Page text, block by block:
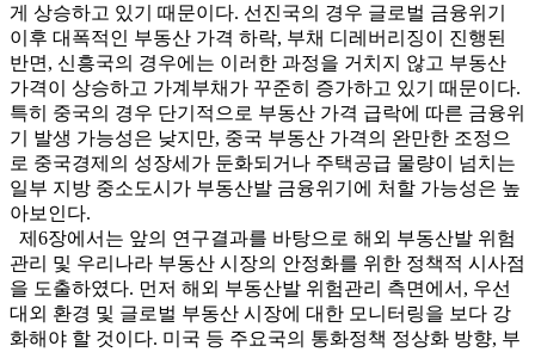
게 상승하고 있기 때문이다. 선진국의 경우 글로벌 금융위기
이후 대폭적인 부동산 가격 하락, 부채 디레버리징이 진행된
반면, 신흥국의 경우에는 이러한 과정을 거치지 않고 부동산
가격이 상승하고 가계부채가 꾸준히 증가하고 있기 때문이다.
특히 중국의 경우 단기적으로 부동산 가격 급락에 따른 금융위
기 발생 가능성은 낮지만, 중국 부동산 가격의 완만한 조정으
로 중국경제의 성장세가 둔화되거나 주택공급 물량이 넘치는
일부 지방 중소도시가 부동산발 금융위기에 처할 가능성은 높
아보인다.
제6장에서는 앞의 연구결과를 바탕으로 해외 부동산발 위험
관리 및 우리나라 부동산 시장의 안정화를 위한 정책적 시사점
을 도출하였다. 먼저 해외 부동산발 위험관리 측면에서, 우선
대외 환경 및 글로벌 부동산 시장에 대한 모니터링을 보다 강
화해야 할 것이다. 미국 등 주요국의 통화정책 정상화 방향, 부